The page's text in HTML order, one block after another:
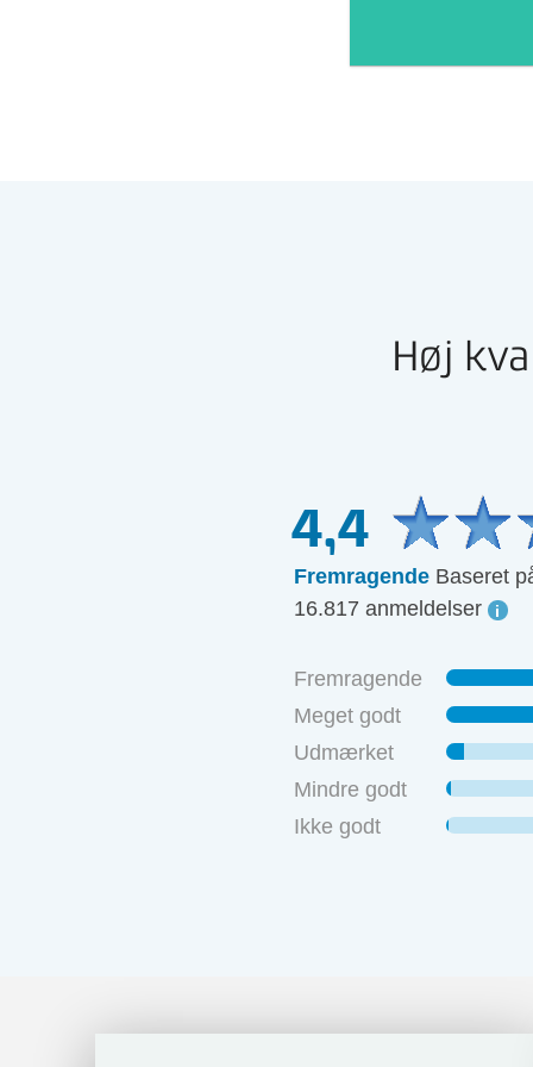
Høj
4,4
Fremragende Baseret
16.817 anmeldelser
Fremragende
Meget godt
Udmærket
Mindre godt
Ikke godt